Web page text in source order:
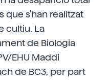
que s'han realitzat
cultiu. La
de Biologia
EHU Maddi
de BC3, per part